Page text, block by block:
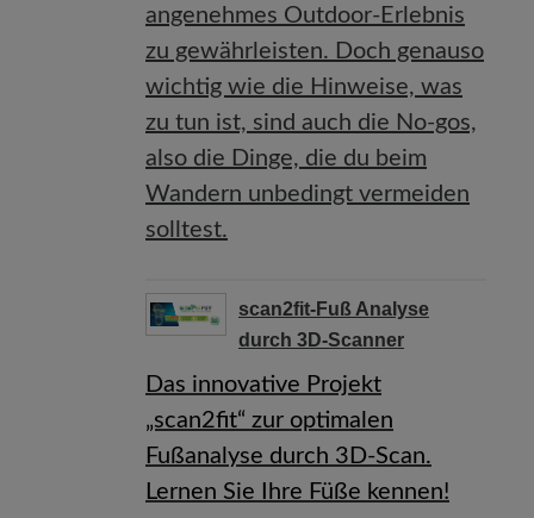
angenehmes Outdoor-Erlebnis
zu gewährleisten. Doch genauso
wichtig wie die Hinweise, was
zu tun ist, sind auch die No-gos,
also die Dinge, die du beim
Wandern unbedingt vermeiden
solltest.
scan2fit-Fuß Analyse
durch 3D-Scanner
Das innovative Projekt
„scan2fit“ zur optimalen
Fußanalyse durch 3D-Scan.
Lernen Sie Ihre Füße kennen!